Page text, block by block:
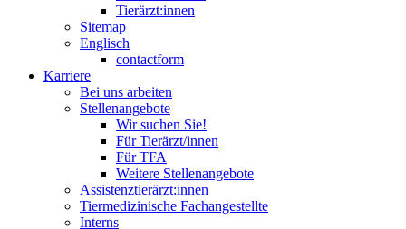
Tierärzt:innen
Sitemap
Englisch
contactform
Karriere
Bei uns arbeiten
Stellenangebote
Wir suchen Sie!
Für Tierärzt/innen
Für TFA
Weitere Stellenangebote
Assistenztierärzt:innen
Tiermedizinische Fachangestellte
Interns